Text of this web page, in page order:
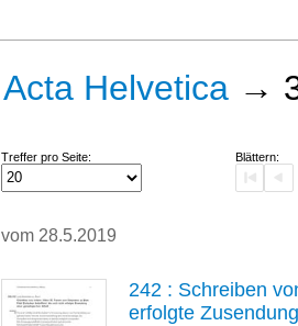
Acta Helvetica →
Treffer pro Seite: Blättern:
vom 28.5.2019
242 : Schreiben
erfolgte